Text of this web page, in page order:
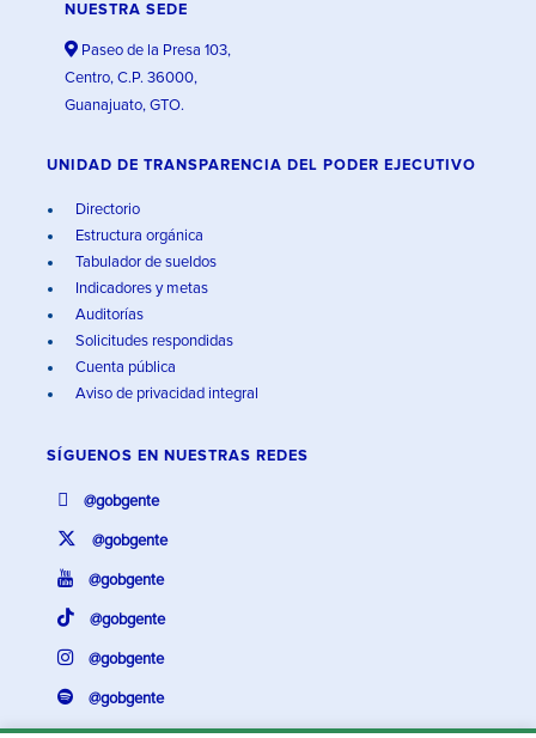
NUESTRA SEDE
Paseo de la Presa 103,
Centro, C.P. 36000,
Guanajuato, GTO.
UNIDAD DE TRANSPARENCIA DEL PODER EJECUTIVO
Directorio
Estructura orgánica
Tabulador de sueldos
Indicadores y metas
Auditorías
Solicitudes respondidas
Cuenta pública
Aviso de privacidad integral
SÍGUENOS EN NUESTRAS REDES
@gobgente
@gobgente
@gobgente
@gobgente
@gobgente
@gobgente